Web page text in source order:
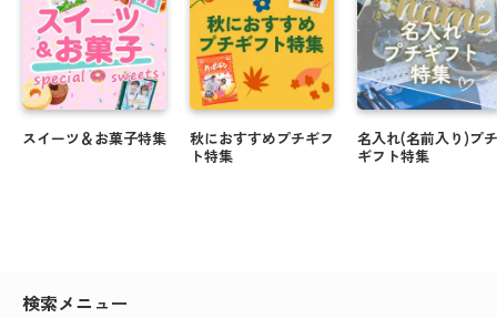
スイーツ＆お菓子特集
秋におすすめプチギフ
ト特集
名入れ(名前入り)プチ
ギフト特集
検索メニュー